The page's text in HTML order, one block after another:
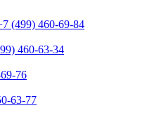
(499) 460-69-84
460-63-34
76
63-77